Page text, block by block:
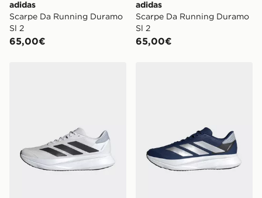
adidas
Scarpe Da Running Duramo
Sl 2
65,00€
adidas
Scarpe Da Running Duramo
Sl 2
65,00€